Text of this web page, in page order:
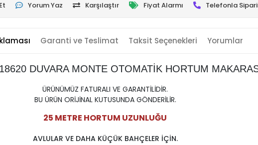
Yorum Yaz Karşılaştır Fiyat Alarmı Telefonla
Garanti ve Teslimat Taksit Seçenekleri Yorumlar
DUVARA MONTE OTOMATİK HORTUM
ÜRÜNÜMÜZ FATURALI VE GARANTİLİDİR.
BU ÜRÜN ORİJİNAL KUTUSUNDA GÖNDERİLİR.
25 METRE HORTUM UZUNLUĞU
AVLULAR VE DAHA KÜÇÜK BAHÇELER İÇİN.